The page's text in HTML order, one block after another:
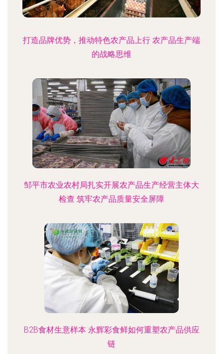
打造品牌优势，推动特色农产品上行 农产品生产端
的战略思维
邹平市农业农村局扎实开展农产品生产经营主体大
检查 筑牢农产品质量安全屏障
B2B食材生意样本 永辉彩食鲜如何重塑农产品供应
链